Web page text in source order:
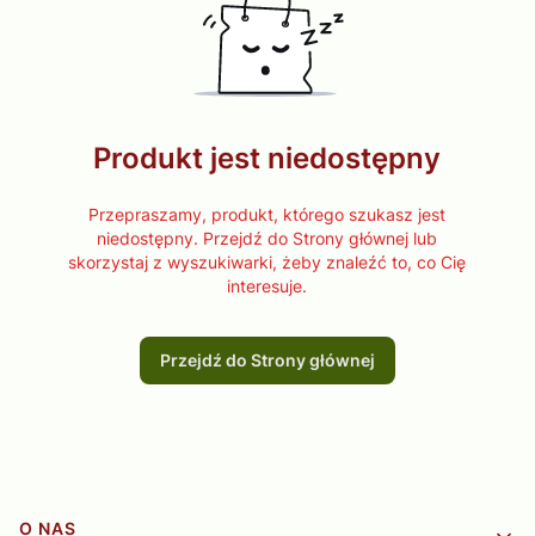
Produkt jest niedostępny
Przepraszamy, produkt, którego szukasz jest
niedostępny. Przejdź do Strony głównej lub
skorzystaj z wyszukiwarki, żeby znaleźć to, co Cię
interesuje.
Przejdź do Strony głównej
O NAS